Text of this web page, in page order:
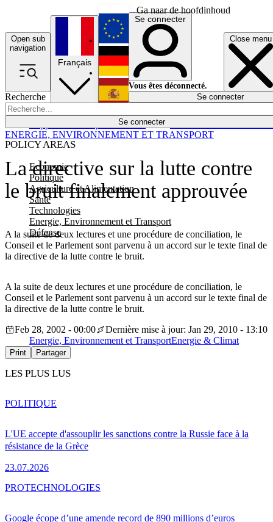
Ga naar de hoofdinhoud
Open sub
navigation
Close menu
Recherche
Se connecter
POLICY AREAS
Economie
Politique
Agriculture et Alimentation
Santé
Technologies
Energie, Environnement et Transport
Défense
Économie
Français
English
Deutsch
Español
Se connecter
Vous êtes déconnecté.
Se connecter
La directive sur la lutte contre
le bruit finalement approuvée
A la suite de deux lectures et une procédure de conciliation, le
Conseil et le Parlement sont parvenu à un accord sur le texte final de
la directive de la lutte contre le bruit.
ENERGIE, ENVIRONNEMENT ET TRANSPORT
A la suite de deux lectures et une procédure de conciliation, le
Conseil et le Parlement sont parvenu à un accord sur le texte final de
la directive de la lutte contre le bruit.
Feb 28, 2002 - 00:00
Dernière mise à jour: Jan 29, 2010 - 13:10
Energie, Environnement et TransportEnergie & Climat
Print Partager
LES PLUS LUS
L'UE accepte d'assouplir les sanctions contre la Russie face à la
résistance de la Grèce
23.07.2026
POLITIQUE
Google écope d’une amende record de 890 millions d’euros
PROTECHNOLOGIES